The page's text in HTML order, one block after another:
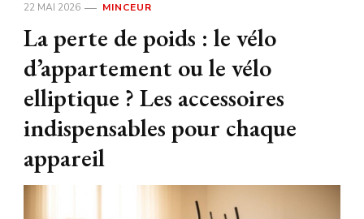
22 MAI 2026 MINCEUR
La perte de poids : le vélo
d’appartement ou le vélo
elliptique ? Les accessoires
indispensables pour chaque
appareil